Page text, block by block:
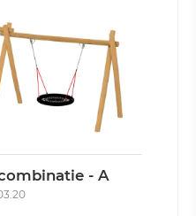
- A